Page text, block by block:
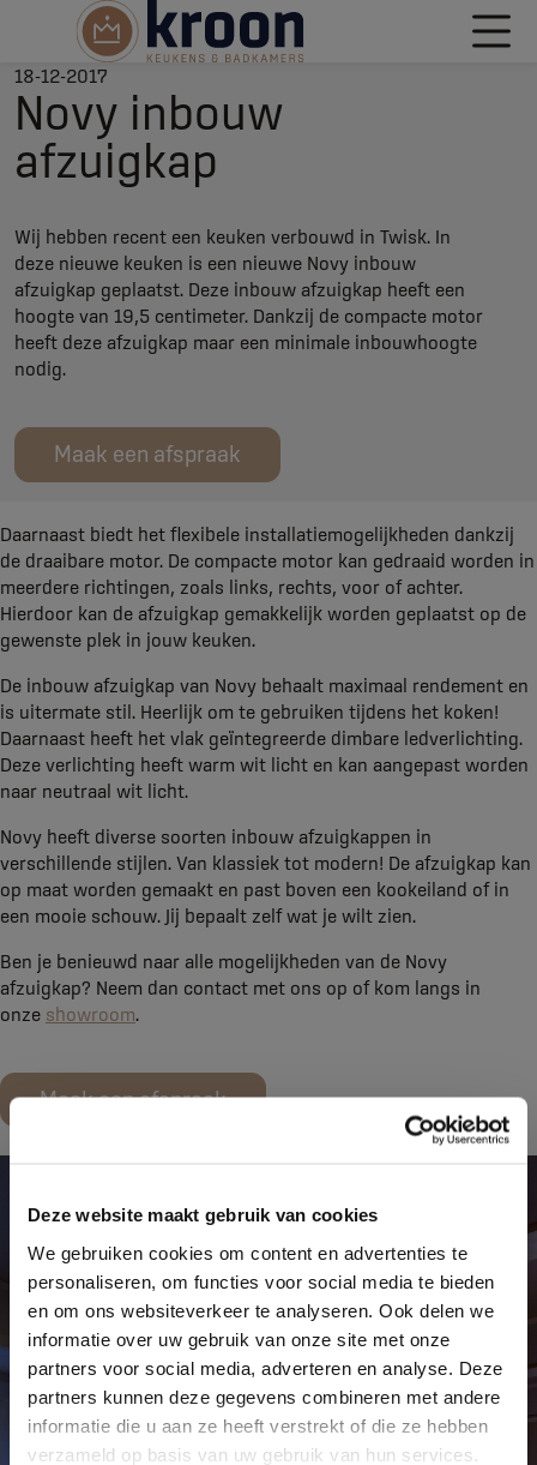
Deze website maakt gebruik van cookies
We gebruiken cookies om content en advertenties te
personaliseren, om functies voor social media te bieden
en om ons websiteverkeer te analyseren. Ook delen we
informatie over uw gebruik van onze site met onze
partners voor social media, adverteren en analyse. Deze
partners kunnen deze gegevens combineren met andere
informatie die u aan ze heeft verstrekt of die ze hebben
verzameld op basis van uw gebruik van hun services.
18-12-2017
Novy inbouw
afzuigkap
Wij hebben recent een keuken verbouwd in Twisk. In
deze nieuwe keuken is een nieuwe Novy inbouw
afzuigkap geplaatst. Deze inbouw afzuigkap heeft een
hoogte van 19,5 centimeter. Dankzij de compacte motor
heeft deze afzuigkap maar een minimale inbouwhoogte
nodig.
Maak een afspraak
Daarnaast biedt het flexibele installatiemogelijkheden dankzij
de draaibare motor. De compacte motor kan gedraaid worden in
meerdere richtingen, zoals links, rechts, voor of achter.
Hierdoor kan de afzuigkap gemakkelijk worden geplaatst op de
gewenste plek in jouw keuken.
De inbouw afzuigkap van Novy behaalt maximaal rendement en
is uitermate stil. Heerlijk om te gebruiken tijdens het koken!
Daarnaast heeft het vlak geïntegreerde dimbare ledverlichting.
Deze verlichting heeft warm wit licht en kan aangepast worden
naar neutraal wit licht.
Novy heeft diverse soorten inbouw afzuigkappen in
verschillende stijlen. Van klassiek tot modern! De afzuigkap kan
op maat worden gemaakt en past boven een kookeiland of in
een mooie schouw. Jij bepaalt zelf wat je wilt zien.
Ben je benieuwd naar alle mogelijkheden van de Novy
afzuigkap? Neem dan contact met ons op of kom langs in
onze showroom
Maak een afspraak